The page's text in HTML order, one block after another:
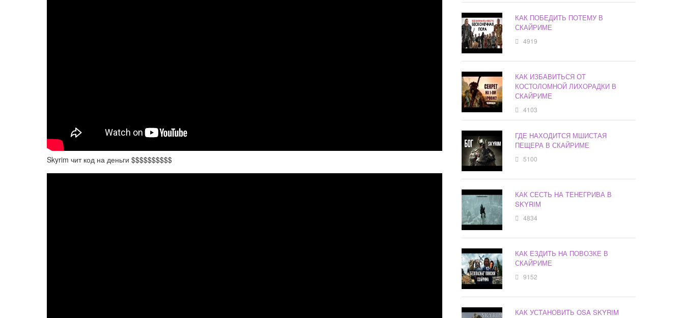
Skyrim чит код на деньги $$$$$$$$$$
КАК ПОБЕДИТЬ ПОТЕМУ В
СКАЙРИМЕ
4919
КАК ИЗБАВИТЬСЯ ОТ
КОСТОЛОМНОЙ ЛИХОРАДКИ В
СКАЙРИМЕ
4103
ГДЕ НАХОДИТСЯ МШИСТАЯ
ПЕЩЕРА В СКАЙРИМЕ
5100
КАК СЕСТЬ НА ТЕНЕГРИВА В
SKYRIM
4834
КАК ЕЗДИТЬ НА ПОВОЗКЕ В
СКАЙРИМЕ
9152
КАК УСТАНОВИТЬ OSA SKYRIM